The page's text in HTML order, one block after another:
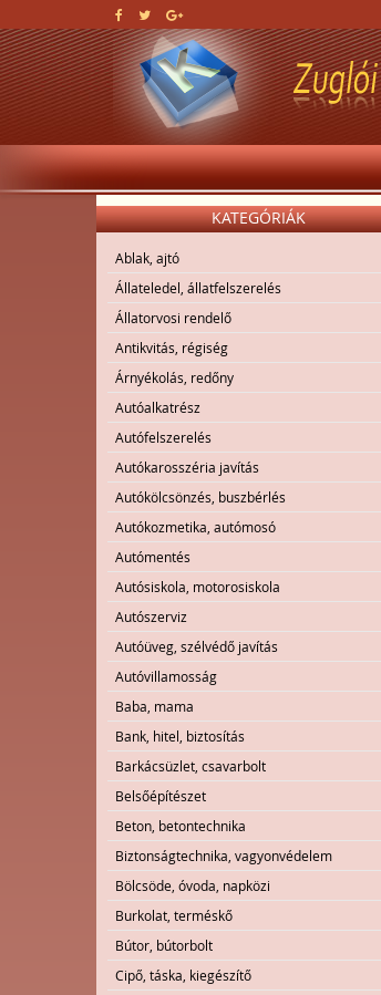
KATEGÓRIÁK
Ablak, ajtó
Állateledel, állatfelszerelés
Állatorvosi rendelő
Antikvitás, régiség
Árnyékolás, redőny
Autóalkatrész
Autófelszerelés
Autókarosszéria javítás
Autókölcsönzés, buszbérlés
Autókozmetika, autómosó
Autómentés
Autósiskola, motorosiskola
Autószerviz
Autóüveg, szélvédő javítás
Autóvillamosság
Baba, mama
Bank, hitel, biztosítás
Barkácsüzlet, csavarbolt
Belsőépítészet
Beton, betontechnika
Biztonságtechnika, vagyonvédelem
Bölcsöde, óvoda, napközi
Burkolat, terméskő
Bútor, bútorbolt
Cipő, táska, kiegészítő